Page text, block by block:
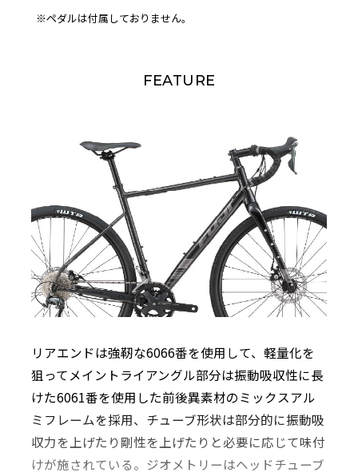
※ペダルは付属しておりません。
FEATURE
リアエンドは強靭な6066番を使用して、軽量化を
狙ってメイントライアングル部分は振動吸収性に長
けた6061番を使用した前後異素材のミックスアル
ミフレームを採用、チューブ形状は部分的に振動吸
収力を上げたり剛性を上げたりと必要に応じて味付
けが施されている。ジオメトリーはヘッドチューブ